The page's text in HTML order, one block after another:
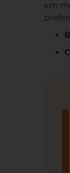
em